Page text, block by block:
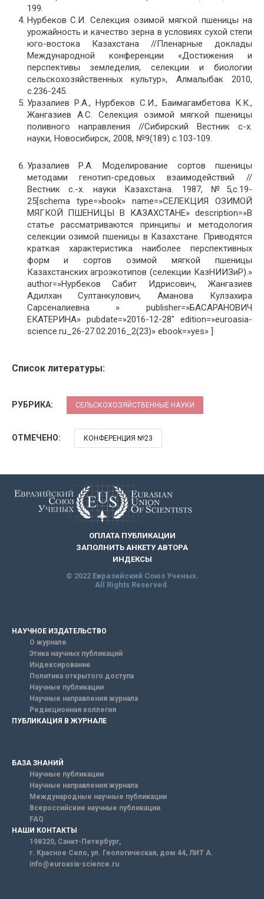
199.
Нурбеков С.И. Селекция озимой мягкой пшеницы на
урожайность и качество зерна в условиях сухой степи
юго-востока Казахстана //Пленарные доклады
Международной конференции «Достижения и
перспективы земледелия, селекции и биологии
сельскохозяйственных культур», Алмалыбак 2010,
с.236-245.
Уразалиев Р.А., Нурбеков С.И., Баимагамбетова К.К.,
Жангазиев А.С. Селекция озимой мягкой пшеницы
поливного направления //Сибирский Вестник с-х.
науки, Новосибирск, 2008, №9(189) с.103-109.
Уразалиев Р.А. Моделирование сортов пшеницы
методами генотип-средовых взаимодействий //
Вестник с.-х. науки Казахстана. 1987, №5,с.19-
25[schema type=»book» name=»СЕЛЕКЦИЯ ОЗИМОЙ
МЯГКОЙ ПШЕНИЦЫ В КАЗАХСТАНЕ» description=»В
статье рассматриваются принципы и методология
селекции озимой пшеницы в Казахстане. Приводятся
краткая характеристика наиболее перспективных
форм и сортов озимой мягкой пшеницы
Казахстанских агроэкотипов (селекции КазНИИЗиР).»
author=»Нурбеков Сабит Идрисович, Жангазиев
Адилхан Султанкулович, Аманова Кулзахира
Сарсеналиевна » publisher=»БАСАРАНОВИЧ
ЕКАТЕРИНА» pubdate=»2016-12-28″ edition=»euroasia-
science.ru_26-27.02.2016_2(23)» ebook=»yes» ]
Список литературы:
РУБРИКА: СЕЛЬСКОХОЗЯЙСТВЕННЫЕ НАУКИ
ОТМЕЧЕНО: КОНФЕРЕНЦИЯ №23
ОПЛАТА ПУБЛИКАЦИИ
ЗАПОЛНИТЬ АНКЕТУ АВТОРА
ИНДЕКСЫ
© 2022 Евразийский Союз Ученых.
All Rights Reserved.
НАУЧНОЕ ИЗДАТЕЛЬСТВО
О журнале
Этика научных публикаций
Индексирование
Политика открытого доступа
Научные публикации
Научные направления журнала
Редакционная коллегия
ПУБЛИКАЦИЯ В ЖУРНАЛЕ
БАЗА ЗНАНИЙ
Научные публикации
Научные направления журнала
Международные научные публикации
Всероссийские научные публикации
FAQ
НАШИ КОНТАКТЫ
198320, Санкт-Петербург,
г. Красное Село, ул. Геологическая, дом 44, ЛИТ А.
info@euroasia-science.ru